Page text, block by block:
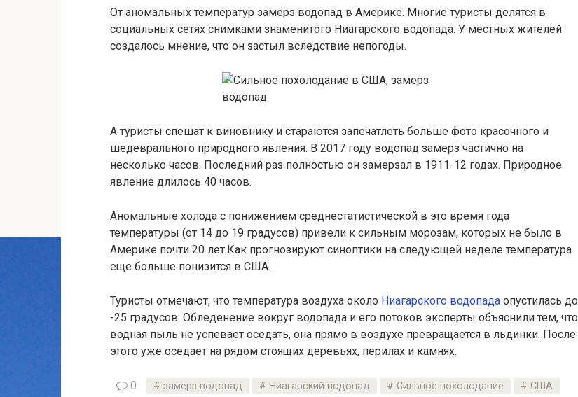
От аномальных температур замерз водопад в Америке. Многие туристы делятся в
социальных сетях снимками знаменитого Ниагарского водопада. У местных жителей
создалось мнение, что он застыл вследствие непогоды.
А туристы спешат к виновнику и стараются запечатлеть больше фото красочного и
шедеврального природного явления. В 2017 году водопад замерз частично на
несколько часов. Последний раз полностью он замерзал в 1911-12 годах. Природное
явление длилось 40 часов.
Аномальные холода с понижением среднестатистической в это время года
температуры (от 14 до 19 градусов) привели к сильным морозам, которых не было в
Америке почти 20 лет.Как прогнозируют синоптики на следующей неделе температура
еще больше понизится в США.
Туристы отмечают, что температура воздуха около Ниагарского водопада опустилась до
-25 градусов. Обледенение вокруг водопада и его потоков эксперты объяснили тем, что
водная пыль не успевает оседать, она прямо в воздухе превращается в льдинки. После
этого уже оседает на рядом стоящих деревьях, перилах и камнях.
0 замерз водопад Ниагарский водопад Сильное похолодание США